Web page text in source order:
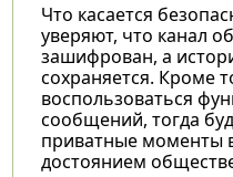
Что касается
уверяют, что канал
зашифрован, а
сохраняется. Кроме
воспользоваться
сообщений, тогда
приватные моменты
достоянием